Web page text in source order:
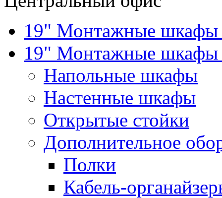
19" Монтажные
19" Монтажные шкафы
Напольные шкафы
Настенные шкафы
Открытые стойки
Дополнительное
Полки
Кабель-